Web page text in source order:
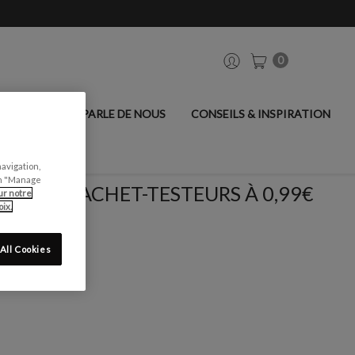
0
ON PARLE DE NOUS CONSEILS & INSPIRATION
SACHET-TESTEURS À 0,99€
"Manage
notre
Cookies